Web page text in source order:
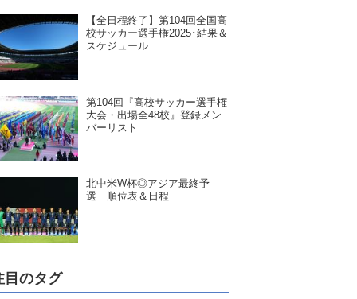
【全日程終了】第104回全国高
校サッカー選手権2025･結果＆
スケジュール
第104回『高校サッカー選手権
大会・出場全48校』登録メン
バーリスト
北中米W杯◎アジア最終予
選 順位表＆日程
目のタグ